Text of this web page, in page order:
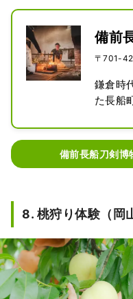
備前
〒701-
鎌倉時
た長船
物館。
刀の古
刻、研
玉鋼（
刀ファ
ていま
花が飛
備前長船刀剣博
8. 桃狩り体験（岡